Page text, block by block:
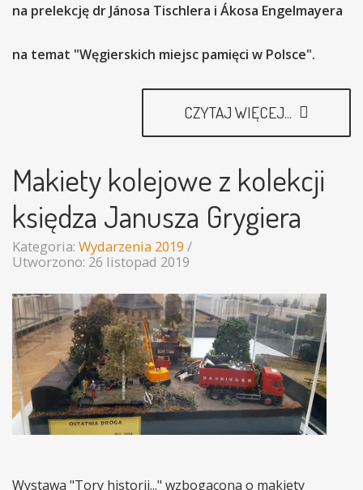
na prelekcję dr Jánosa Tischlera i Ákosa Engelmayera
na temat "Węgierskich miejsc pamięci w Polsce".
CZYTAJ WIĘCEJ...
Makiety kolejowe z kolekcji
księdza Janusza Grygiera
Kategoria: Wydarzenia 2019
Utworzono: 26 listopad 2019
Wystawa "Tory historii..." wzbogacona o makiety